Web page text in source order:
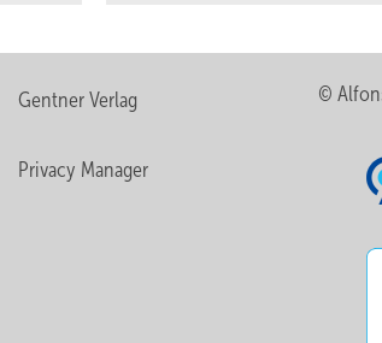
Gentner Verlag
Privacy Manager
©